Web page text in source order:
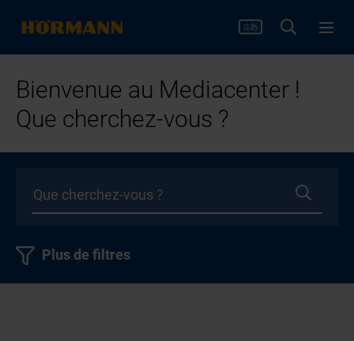
Bienvenue au Mediacenter !
Que cherchez-vous ?
Plus de filtres